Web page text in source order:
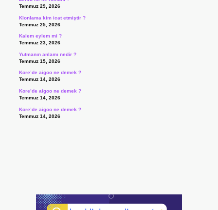
Temmuz 29, 2026
Klonlama kim icat etmiştir ?
Temmuz 25, 2026
Kalem eylem mi ?
Temmuz 23, 2026
Yutmanın anlamı nedir ?
Temmuz 15, 2026
Kore’de aigoo ne demek ?
Temmuz 14, 2026
Kore’de aigoo ne demek ?
Temmuz 14, 2026
Kore’de aigoo ne demek ?
Temmuz 14, 2026